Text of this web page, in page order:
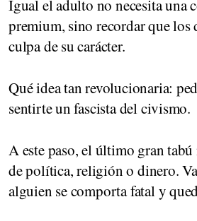
Igual el adulto no necesita una
premium, sino recordar que los
culpa de su carácter.
Qué idea tan revolucionaria:
sentirte un fascista del civismo.
A este paso, el último gran tabú
de política, religión o dinero.
alguien se comporta fatal y